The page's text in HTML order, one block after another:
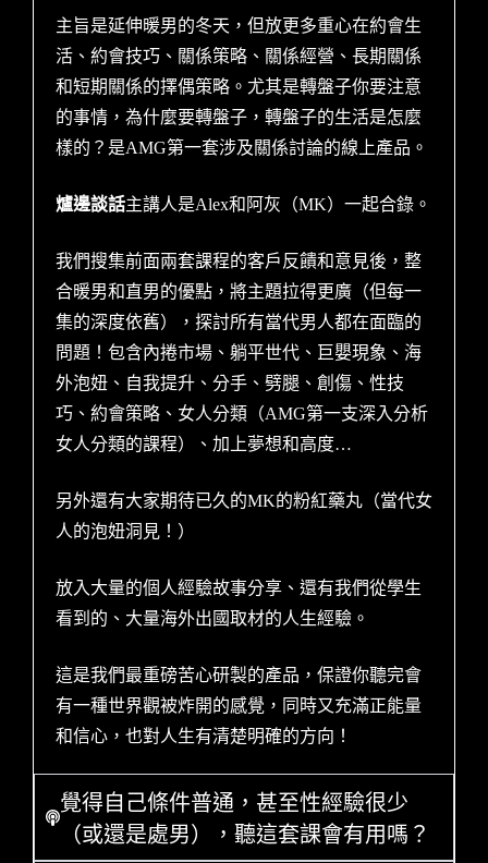
主旨是延伸暖男的冬天，但放更多重心在約會生
活、約會技巧、關係策略、關係經營、長期關係
和短期關係的擇偶策略。尤其是轉盤子你要注意
的事情，為什麼要轉盤子，轉盤子的生活是怎麼
樣的？是AMG第一套涉及關係討論的線上產品。
爐邊談話主講人是Alex和阿灰（MK）一起合錄。
我們搜集前面兩套課程的客戶反饋和意見後，整
合暖男和直男的優點，將主題拉得更廣（但每一
集的深度依舊），探討所有當代男人都在面臨的
問題！包含內捲市場、躺平世代、巨嬰現象、海
外泡妞、自我提升、分手、劈腿、創傷、性技
巧、約會策略、女人分類（AMG第一支深入分析
女人分類的課程）、加上夢想和高度…
另外還有大家期待已久的MK的粉紅藥丸（當代女
人的泡妞洞見！）
放入大量的個人經驗故事分享、還有我們從學生
看到的、大量海外出國取材的人生經驗。
這是我們最重磅苦心研製的產品，保證你聽完會
有一種世界觀被炸開的感覺，同時又充滿正能量
和信心，也對人生有清楚明確的方向！
覺得自己條件普通，甚至性經驗很少
（或還是處男），聽這套課會有用嗎？